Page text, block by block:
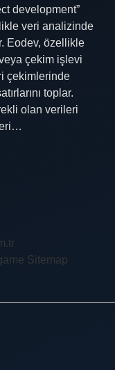
development”
veri analizinde
Eodev, özellikle
çekim işlevi
çekimlerinde
toplar.
olan verileri
Sitemap